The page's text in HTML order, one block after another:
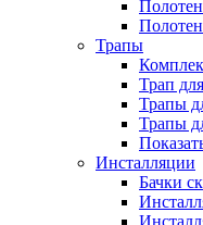
Трапы
Трап
Трапы
Трапы
Инсталляции
Бачки